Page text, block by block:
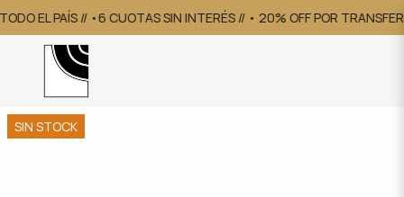
EL PAÍS // •6 CUOTAS SIN INTERÉS // • 20% OFF POR
SIN STOCK